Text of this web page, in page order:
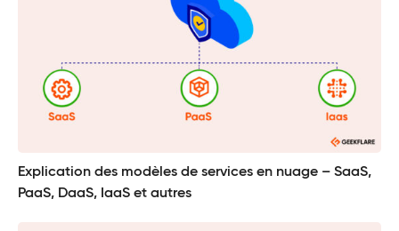
Explication des modèles de services en nuage – SaaS,
PaaS, DaaS, IaaS et autres